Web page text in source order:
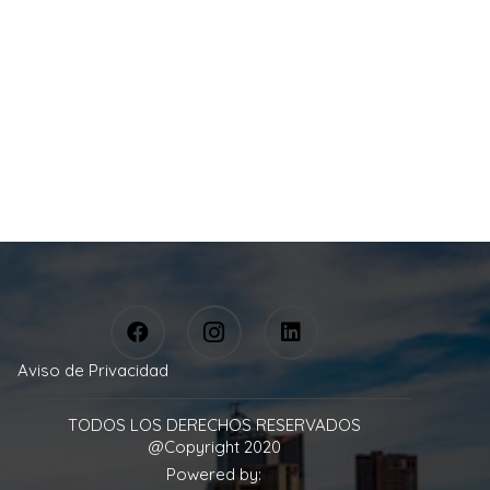
Aviso de Privacidad
TODOS LOS DERECHOS RESERVADOS
@Copyright 2020
Powered by: